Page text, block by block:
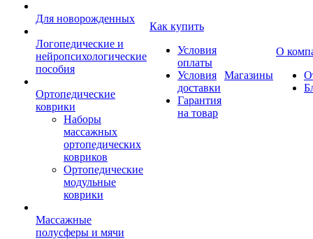
Для новорожденных
Логопедические и
нейропсихологические
пособия
Ортопедические
коврики
Наборы
массажных
ортопедических
ковриков
Ортопедические
модульные
коврики
Массажные
полусферы и мячи
Как купить
Условия
оплаты
Условия
доставки
Гарантия
на товар
Магазины
О